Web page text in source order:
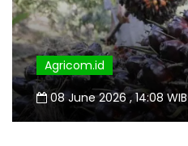
Agricom.id
08 June 2026 , 14:08 WIB